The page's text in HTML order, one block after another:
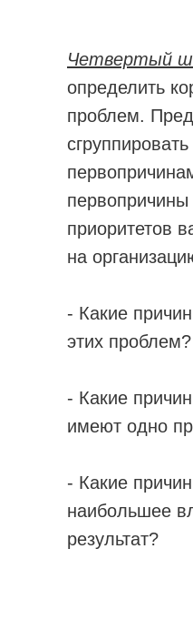
Четвертый
определить
проблем.
первопричины
приоритетов
на
- Какие
этих проблем?
- Какие
имеют одно
- Какие
наибольшее
результат?